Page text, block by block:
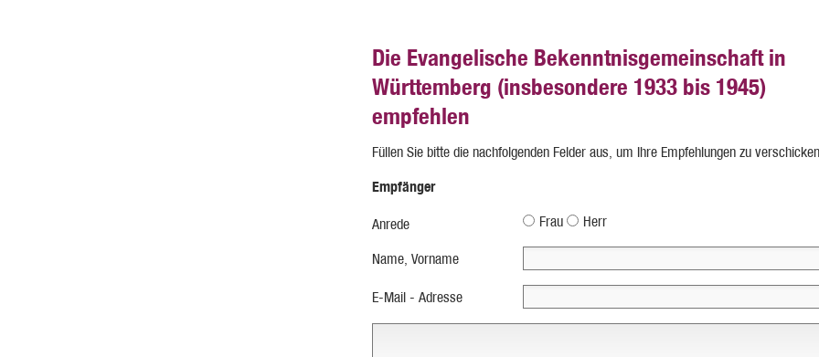
Die Evangelische Bekenntnisgemeinschaft in
Württemberg (insbesondere 1933 bis 1945)
empfehlen
Füllen Sie bitte die nachfolgenden Felder aus, um Ihre Empfehlungen zu
Empfänger
Anrede Frau Herr
Name, Vorname
E-Mail - Adresse